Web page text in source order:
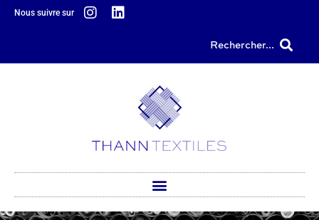
principal
Nous suivre sur
Rechercher...